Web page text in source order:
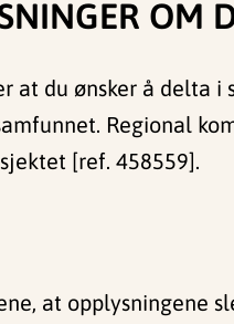
OM
at du ønsker å delta
Regional
[ref. 458559].
at opplysningene